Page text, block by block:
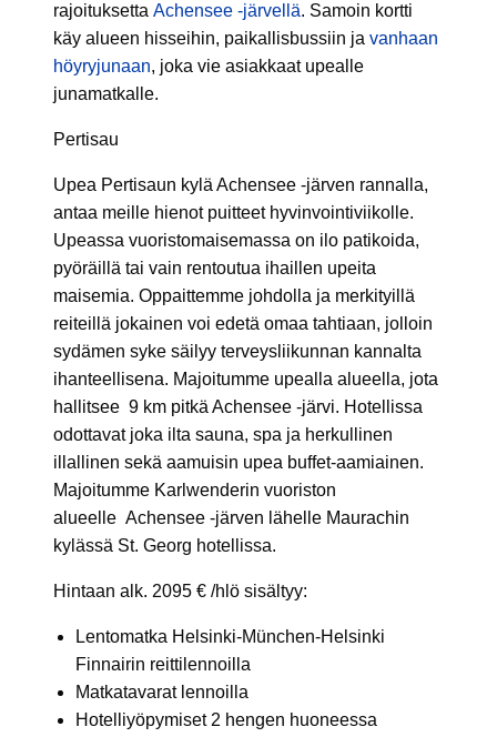
rajoituksetta Achensee -järvellä. Samoin kortti
käy alueen hisseihin, paikallisbussiin ja vanhaan
höyryjunaan, joka vie asiakkaat upealle
junamatkalle.
Pertisau
Upea Pertisaun kylä Achensee -järven rannalla,
antaa meille hienot puitteet hyvinvointiviikolle.
Upeassa vuoristomaisemassa on ilo patikoida,
pyöräillä tai vain rentoutua ihaillen upeita
maisemia. Oppaittemme johdolla ja merkityillä
reiteillä jokainen voi edetä omaa tahtiaan, jolloin
sydämen syke säilyy terveysliikunnan kannalta
ihanteellisena. Majoitumme upealla alueella, jota
hallitsee 9 km pitkä Achensee -järvi. Hotellissa
odottavat joka ilta sauna, spa ja herkullinen
illallinen sekä aamuisin upea buffet-aamiainen.
Majoitumme Karlwenderin vuoriston
alueelle Achensee -järven lähelle Maurachin
kylässä St. Georg hotellissa.
Hintaan alk. 2095 € /hlö sisältyy:
Lentomatka Helsinki-München-Helsinki
Finnairin reittilennoilla
Matkatavarat lennoilla
Hotelliyöpymiset 2 hengen huoneessa